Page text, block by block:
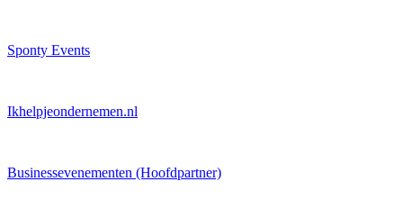
Sponty Events
Ikhelpjeondernemen.nl
Businessevenementen (Hoofdpartner)